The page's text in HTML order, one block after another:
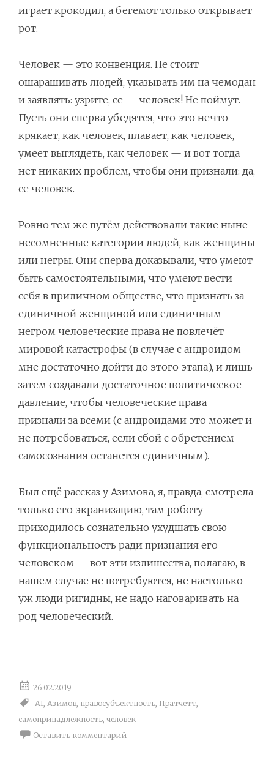
играет крокодил, а бегемот только открывает
рот.
Человек — это конвенция. Не стоит
ошарашивать людей, указывать им на чемодан
и заявлять: узрите, се — человек! Не поймут.
Пусть они сперва убедятся, что это нечто
крякает, как человек, плавает, как человек,
умеет выглядеть, как человек — и вот тогда
нет никаких проблем, чтобы они признали: да,
се человек.
Ровно тем же путём действовали такие ныне
несомненные категории людей, как женщины
или негры. Они сперва доказывали, что умеют
быть самостоятельными, что умеют вести
себя в приличном обществе, что признать за
единичной женщиной или единичным
негром человеческие права не повлечёт
мировой катастрофы (в случае с андроидом
мне достаточно дойти до этого этапа), и лишь
затем создавали достаточное политическое
давление, чтобы человеческие права
признали за всеми (с андроидами это может и
не потребоваться, если сбой с обретением
самосознания останется единичным).
Был ещё рассказ у Азимова, я, правда, смотрела
только его экранизацию, там роботу
приходилось сознательно ухудшать свою
функциональность ради признания его
человеком — вот эти излишества, полагаю, в
нашем случае не потребуются, не настолько
уж люди ригидны, не надо наговаривать на
род человеческий.
26.02.2019
AI, Азимов, правосубъектность, Пратчетт,
самопринадлежность, человек
Оставить комментарий